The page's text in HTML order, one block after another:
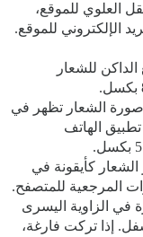
العلوي للموقع،
الإلكتروني للموقع.
للشعار
الشعار تظهر في
الهاتف
كأيقونة في
المرجعية للمتصفح.
في الزاوية اليسرى
إذا تركت فارغة،